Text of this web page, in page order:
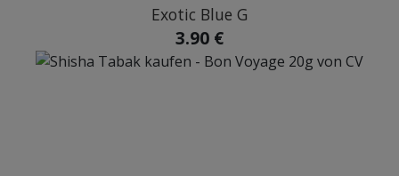
Exotic Blue G
3.90 €